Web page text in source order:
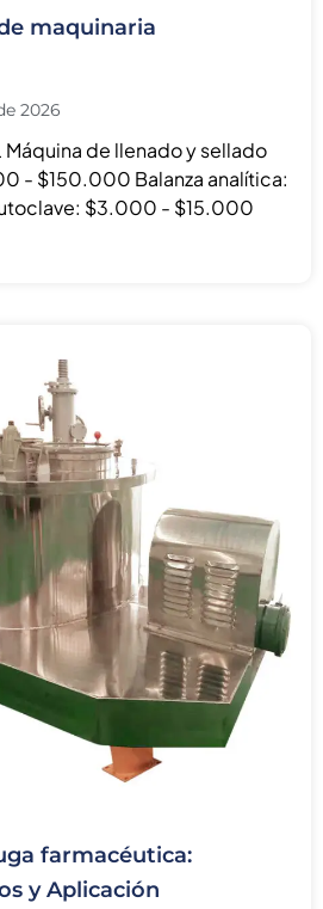
maquinaria
2026
Máquina de llenado y sellado
- $150.000 Balanza analítica:
$3.000 - $15.000
farmacéutica:
y Aplicación